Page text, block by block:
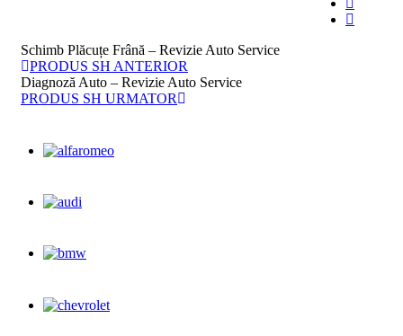
Schimb Plăcuțe Frână – Revizie Auto Service
PRODUS SH ANTERIOR
Diagnoză Auto – Revizie Auto Service
PRODUS SH URMATOR